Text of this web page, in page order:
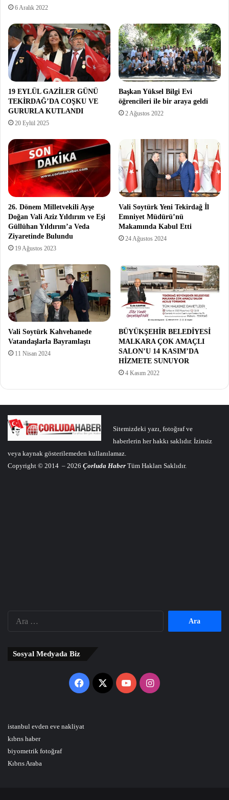
6 Aralık 2022
19 EYLÜL GAZİLER GÜNÜ
TEKİRDAĞ’DA COŞKU VE
GURURLA KUTLANDI
20 Eylül 2025
Başkan Yüksel Bilgi Evi
öğrencileri ile bir araya geldi
2 Ağustos 2022
26. Dönem Milletvekili Ayşe
Doğan Vali Aziz Yıldırım ve Eşi
Güllühan Yıldırım’a Veda
Ziyaretinde Bulundu
19 Ağustos 2023
Vali Soytürk Yeni Tekirdağ İl
Emniyet Müdürü’nü
Makamında Kabul Etti
24 Ağustos 2024
Vali Soytürk Kahvehanede
Vatandaşlarla Bayramlaştı
11 Nisan 2024
BÜYÜKŞEHİR BELEDİYESİ
MALKARA ÇOK AMAÇLI
SALON’U 14 KASIM’DA
HİZMETE SUNUYOR
4 Kasım 2022
Sitemizdeki yazı, fotoğraf ve
haberlerin her hakkı saklıdır. İzinsiz
veya kaynak gösterilemeden kullanılamaz.
Copyright © 2014 – 2026 Çorluda Haber Tüm Hakları Saklıdır.
Sosyal Medyada Biz
Facebook
X YouTubeInstagram
istanbul evden eve nakliyat
kıbrıs haber
biyometrik fotoğraf
Kıbrıs Araba